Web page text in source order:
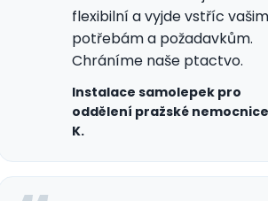
flexibilní a vyjde vstříc vašim
potřebám a požadavkům.
Chráníme naše ptactvo.
Instalace samolepek pro
oddělení pražské
K.